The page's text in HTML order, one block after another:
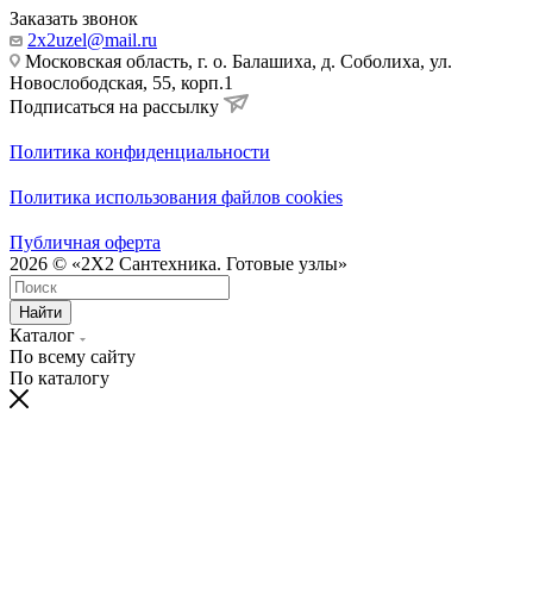
Заказать звонок
2x2uzel@mail.ru
Московская область, г. о. Балашиха, д. Соболиха, ул.
Новослободская, 55, корп.1
Подписаться на рассылку
Политика конфиденциальности
Политика использования файлов cookies
Публичная оферта
2026 © «2X2 Сантехника. Готовые узлы»
Найти
Каталог
По всему сайту
По каталогу